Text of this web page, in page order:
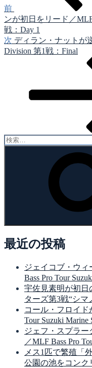
ゲ
ー
シ
ョ
前
ンが初日をリード／MLF
戦：Day 1
次
の
次 ディラン・ナットが
Division 第1戦：Final
検
最近の投稿
ジェイコブ・ウ
Bass Pro Tour
宇佐見素明が初日
ターズ第3戦“シマ
コール・フロイド
Tour Suzuki Marine
ジェフ・スプラ
／MLF Bass Pro
メス1匹で繁殖「
公園の池をコン